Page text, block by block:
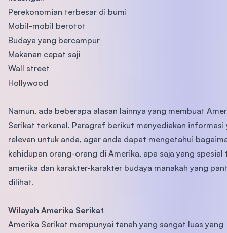
Perekonomian terbesar di bumi
Mobil-mobil berotot
Budaya yang bercampur
Makanan cepat saji
Wall street
Hollywood
Namun, ada beberapa alasan lainnya yang membuat
Serikat terkenal. Paragraf berikut menyediakan informasi
relevan untuk anda, agar anda dapat mengetahui
kehidupan orang-orang di Amerika, apa saja yang
amerika dan karakter-karakter budaya manakah yang
dilihat.
Wilayah Amerika Serikat
Amerika Serikat mempunyai tanah yang sangat luas yang